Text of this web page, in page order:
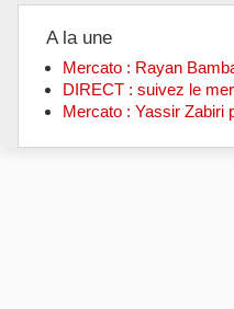
A la une
Mercato : Rayan
DIRECT : suivez le
Mercato : Yassir Zabiri